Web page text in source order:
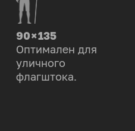
90 × 135
Оптимален для
уличного
флагштока.